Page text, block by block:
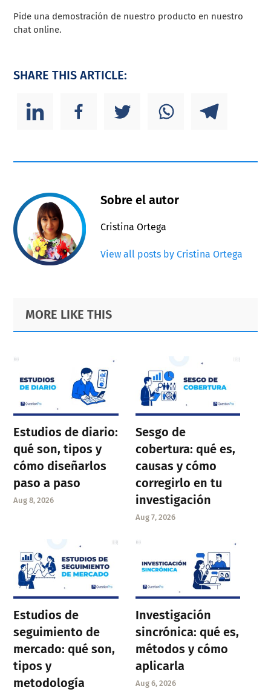
Pide una demostración de nuestro producto en nuestro
chat online.
SHARE THIS ARTICLE:
Sobre el autor
Cristina Ortega
View all posts by Cristina Ortega
Primary
Sidebar
Footer
MORE LIKE THIS
Estudios de diario:
qué son, tipos y
cómo diseñarlos
paso a paso
Aug 8, 2026
Sesgo de
cobertura: qué es,
causas y cómo
corregirlo en tu
investigación
Aug 7, 2026
Estudios de
seguimiento de
mercado: qué son,
tipos y
metodología
Investigación
sincrónica: qué es,
métodos y cómo
aplicarla
Aug 6, 2026